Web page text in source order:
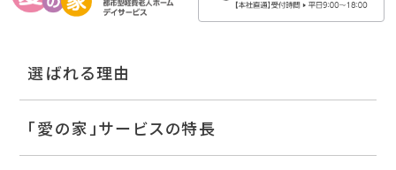
選ばれる理由
「愛の家」サービスの特長